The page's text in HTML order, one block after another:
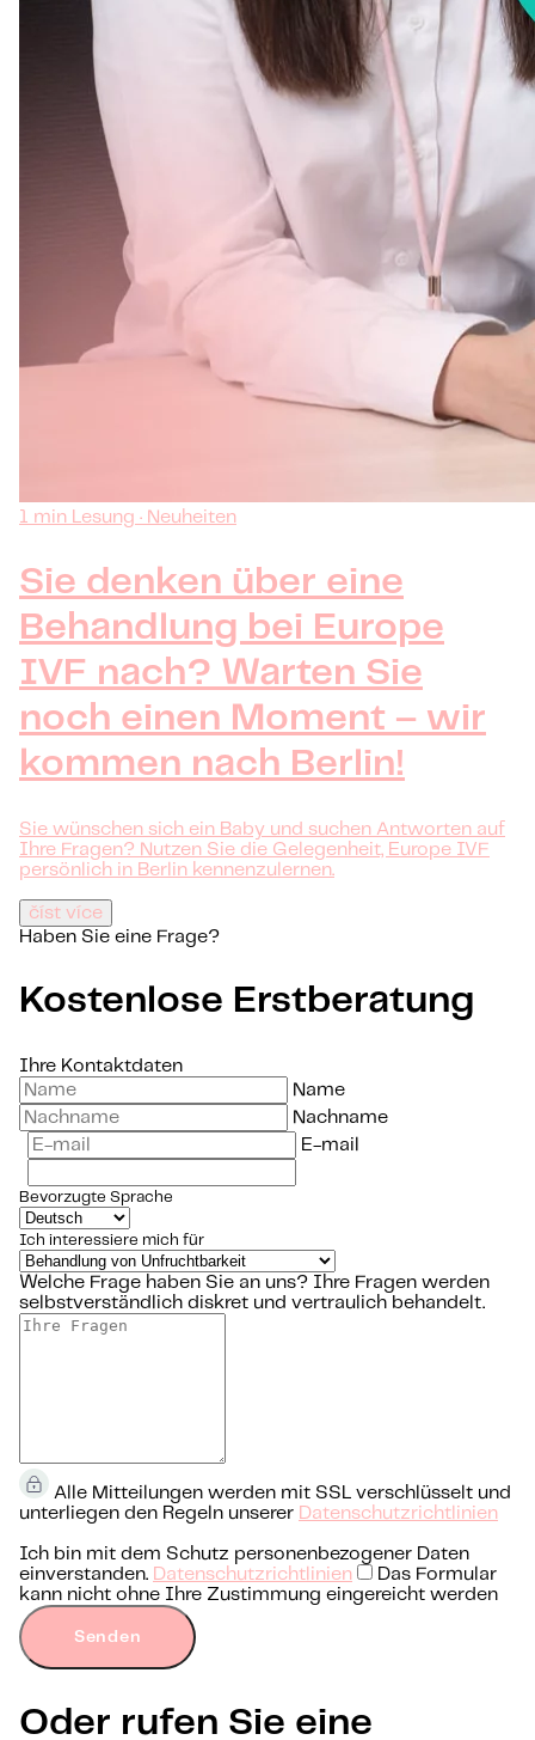
1 min Lesung · Neuheiten
Sie denken über eine
Behandlung bei Europe
IVF nach? Warten Sie
noch einen Moment – wir
kommen nach Berlin!
Sie wünschen sich ein Baby und suchen Antworten auf
Ihre Fragen? Nutzen Sie die Gelegenheit, Europe IVF
persönlich in Berlin kennenzulernen.
číst více
Haben Sie eine Frage?
Kostenlose Erstberatung
Ihre Kontaktdaten
Name
Nachname
E-mail
Bevorzugte Sprache
Ich interessiere mich für
Welche Frage haben Sie an uns? Ihre Fragen werden
selbstverständlich diskret und vertraulich behandelt.
Alle Mitteilungen werden mit SSL verschlüsselt und
unterliegen den Regeln unserer Datenschutzrichtlinien
Ich bin mit dem Schutz personenbezogener Daten
einverstanden. Datenschutzrichtlinien
Das Formular
kann nicht ohne Ihre Zustimmung eingereicht werden
Senden
Oder rufen Sie eine